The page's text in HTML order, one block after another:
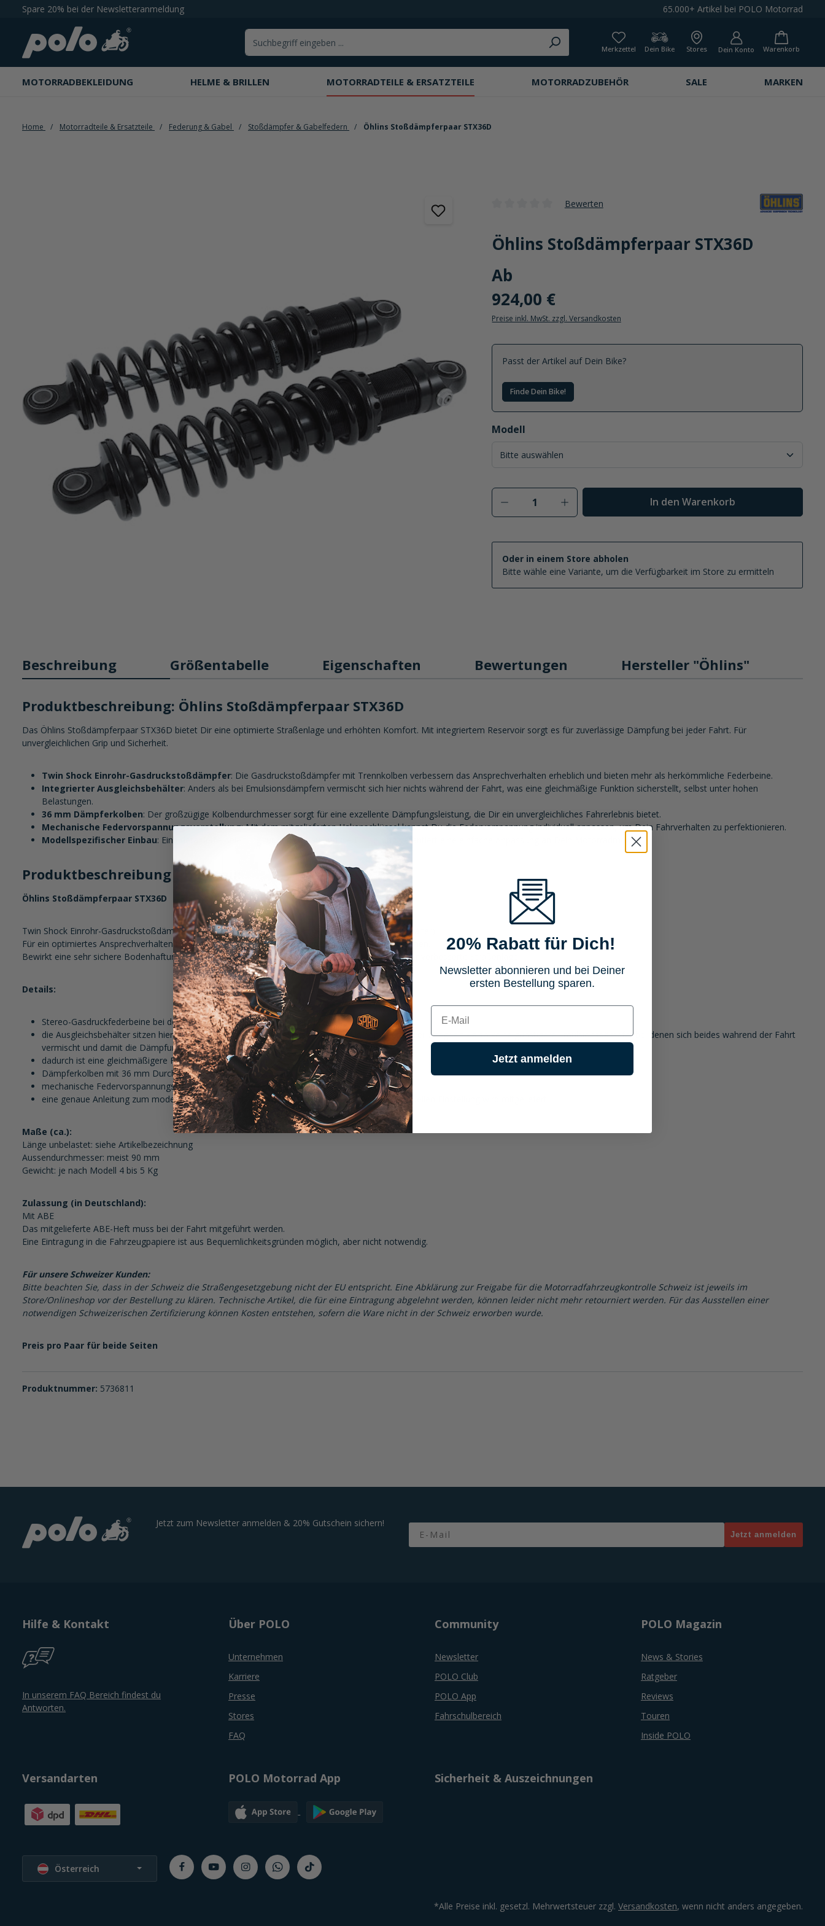
Zur Hauptnavigation springen
Spare 20% bei der Newsletteranmeldung 65.000+ Artikel bei POLO Motorrad
Merkzettel Dein Bike Stores Dein Konto Warenkorb
MOTORRADBEKLEIDUNG HELME & BRILLEN MOTORRADTEILE & ERSATZTEILE MOTORRADZUBEHÖR SALE MARKEN
Home Motorradteile & Ersatzteile Federung & Gabel Stoßdämpfer & Gabelfedern Öhlins Stoßdämpferpaar STX36D
Bewerten
Öhlins Stoßdämpferpaar STX36D
Ab
924,00 €
Preise inkl. MwSt. zzgl. Versandkosten
Passt der Artikel auf Dein Bike?
Finde Dein Bike!
Modell
auswählen
Produkt Anzahl: Gib den gewünschten Wert ein
In den Warenkorb
Oder in einem Store abholen
Bitte wähle eine Variante, um die Verfügbarkeit im Store zu ermitteln
Beschreibung Größentabelle Eigenschaften Bewertungen Hersteller "Öhlins"
Produktbeschreibung: Öhlins Stoßdämpferpaar STX36D
Das Öhlins Stoßdämpferpaar STX36D bietet Dir eine optimierte Straßenlage und erhöhten Komfort. Mit integriertem Reservoir sorgt es für zuverlässige Dämpfung bei jeder Fahrt. Für
unvergleichlichen Grip und Sicherheit.
Twin Shock Einrohr-Gasdruckstoßdämpfer: Die Gasdruckstoßdämpfer mit Trennkolben verbessern das Ansprechverhalten erheblich und bieten mehr als herkömmliche Federbeine.
Integrierter Ausgleichsbehälter: Anders als bei Emulsionsdämpfern vermischt sich hier nichts während der Fahrt, was eine gleichmäßige Funktion sicherstellt, selbst unter hohen
Belastungen.
36 mm Dämpferkolben: Der großzügige Kolbendurchmesser sorgt für eine exzellente Dämpfungsleistung, die Dir ein unvergleichliches Fahrerlebnis bietet.
Mechanische Federvorspannungsverstellung: Mit dem mitgelieferten Hakenschlüssel kannst Du die Federvorspannung individuell anpassen, um Dein Fahrverhalten zu perfektionieren.
Modellspezifischer Einbau: Eine detaillierte Anleitung für den Einbau und die Einstellung garantiert eine einfache Anpassung an Dein Motorradmodell.
Produktbeschreibung im Detail:
Öhlins Stoßdämpferpaar STX36D
Twin Shock Einrohr-Gasdruckstoßdämpfer mit Trennkolben und internem Reservoir (Ausgleichsbehälter).
Für ein optimiertes Ansprechverhalten und mit Reserven die die Originalfederbeine nicht bieten können.
Bewirkt eine sehr sichere Bodenhaftung für viel Grip bei hohem Komfort - unter dem Strich eine klar verbesserte Straßenlage.
Details:
Stereo-Gasdruckfederbeine bei denen das Öl und das Gas getrennt sind
die Ausgleichsbehälter sitzen hier nicht außerhalb der Federbeine sondern sind in den oberen Teil integriert - also keine günstigere Emulsionsdämpfer bei denen sich beides wahrend der Fahrt
vermischt und damit die Dämpfung beeinflussen
dadurch ist eine gleichmäßigere Funktion auch bei hohen Belastungen gewährleistet
Dämpferkolben mit 36 mm Durchmesser
mechanische Federvorspannungsverstellung über den mitgelieferten Hakenschlüssel
eine genaue Anleitung zum modellspezifischen Einbau und zur Vorgehensweise bei der individuellen Einstellung wird mitgeliefert
Maße (ca.):
Länge unbelastet: siehe Artikelbezeichnung
Aussendurchmesser: meist 90 mm
Gewicht: je nach Modell 4 bis 5 Kg
Zulassung (in Deutschland):
Mit ABE
Das mitgelieferte ABE-Heft muss bei der Fahrt mitgeführt werden.
Eine Eintragung in die Fahrzeugpapiere ist aus Bequemlichkeitsgründen möglich, aber nicht notwendig.
Für unsere Schweizer Kunden:
Bitte beachten Sie, dass in der Schweiz die Straßengesetzgebung nicht der EU entspricht. Eine Abklärung zur Freigabe für die Motorradfahrzeugkontrolle Schweiz ist jeweils im
Store/Onlineshop vor der Bestellung zu klären. Technische Artikel, die für eine Eintragung abgelehnt werden, können leider nicht mehr retourniert werden. Für das Ausstellen einer
notwendigen Schweizerischen Zertifizierung können Kosten entstehen, sofern die Ware nicht in der Schweiz erworben wurde.
Preis pro Paar für beide Seiten
Produktnummer: 5736811
Jetzt zum Newsletter anmelden & 20% Gutschein sichern! Email
Jetzt anmelden
Hilfe & Kontakt
In unserem FAQ Bereich findest du
Antworten.
Über POLO
Unternehmen
Karriere
Presse
Stores
FAQ
Community
Newsletter
POLO Club
POLO App
Fahrschulbereich
POLO Magazin
News & Stories
Ratgeber
Reviews
Touren
Inside POLO
Versandarten POLO Motorrad App Sicherheit & Auszeichnungen
Sprache wählen
Österreich
*Alle Preise inkl. gesetzl. Mehrwertsteuer zzgl. Versandkosten, wenn nicht anders angegeben.
20% Rabatt für Dich!
Newsletter abonnieren und bei Deiner
ersten Bestellung sparen.
E-mail
Jetzt anmelden